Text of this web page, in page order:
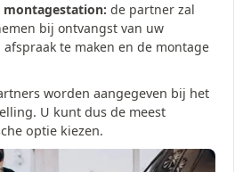
montagestation: de partner zal
bij ontvangst van uw
te maken en de montage
worden aangegeven bij het
U kunt dus de meest
optie kiezen.